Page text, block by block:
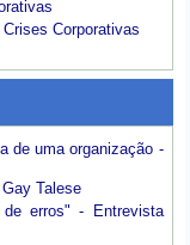
Corporativas
de uma organização -
Talese
erros" - Entrevista